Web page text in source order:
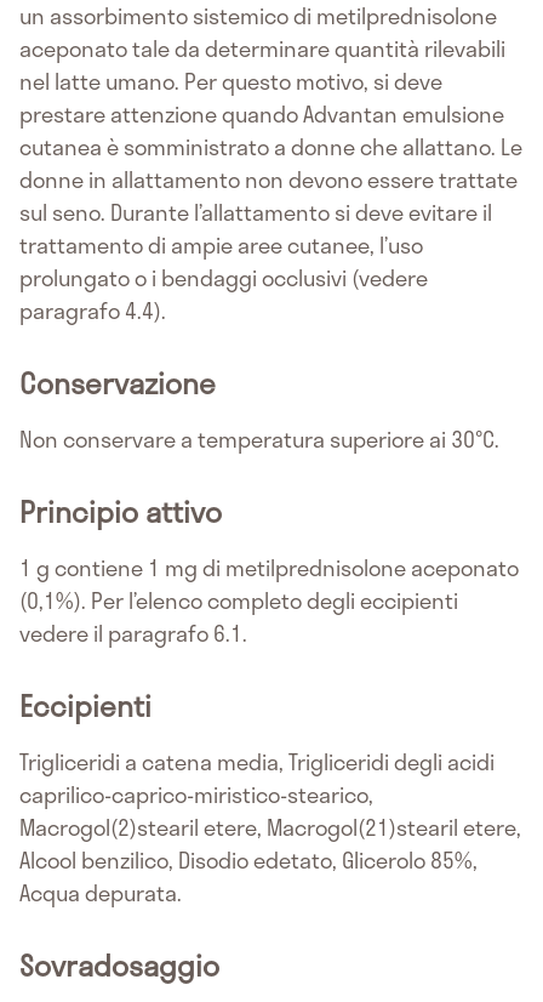
un assorbimento sistemico di metilprednisolone
aceponato tale da determinare quantità rilevabili
nel latte umano. Per questo motivo, si deve
prestare attenzione quando Advantan emulsione
cutanea è somministrato a donne che allattano. Le
donne in allattamento non devono essere trattate
sul seno. Durante l’allattamento si deve evitare il
trattamento di ampie aree cutanee, l’uso
prolungato o i bendaggi occlusivi (vedere
paragrafo 4.4).
Conservazione
Non conservare a temperatura superiore ai 30°C.
Principio attivo
1 g contiene 1 mg di metilprednisolone aceponato
(0,1%). Per l’elenco completo degli eccipienti
vedere il paragrafo 6.1.
Eccipienti
Trigliceridi a catena media, Trigliceridi degli acidi
caprilico-caprico-miristico-stearico,
Macrogol(2)stearil etere, Macrogol(21)stearil etere,
Alcool benzilico, Disodio edetato, Glicerolo 85%,
Acqua depurata.
Sovradosaggio